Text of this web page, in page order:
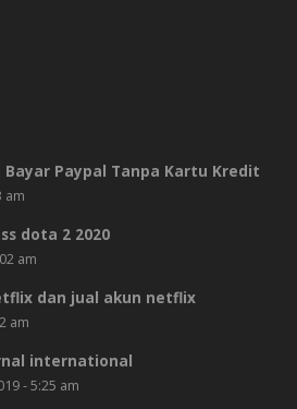
Bayar Paypal Tanpa Kartu Kredit
am
dota 2 2020
am
dan jual akun netflix
am
international
- 5:25 am